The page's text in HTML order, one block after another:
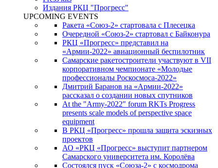
Издания РКЦ "Прогресс"
UPCOMING EVENTS
Ракета «Союз-2» стартовала с Плесецка
Очередной «Союз-2» стартовал с Байконура
РКЦ «Прогресс» представил на
«Армии-2022» авиационный беспилотник
Самарские ракетостроители участвуют в VII
корпоративном чемпионате «Молодые
профессионалы Роскосмоса-2022»
Дмитрий Баранов на «Армии-2022»
рассказал о создании новых спутников
At the "Army-2022" forum RKTs Progress
presents scale models of perspective space
equipment
В РКЦ «Прогресс» прошла защита эскизных
проектов
АО «РКЦ «Прогресс» выступит партнером
Самарского университета им. Королёва
Состоялся пуск «Союза-2» с космодрома